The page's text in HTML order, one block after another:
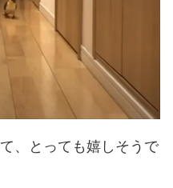
、とっても嬉しそうで